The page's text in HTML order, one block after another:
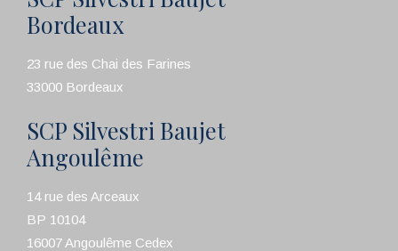
Bordeaux
23 rue des Chai des Farines
33000 Bordeaux
SCP Silvestri Baujet
Angoulême
14 rue des Arceaux
BP 10104
16007 Angoulême Cedex